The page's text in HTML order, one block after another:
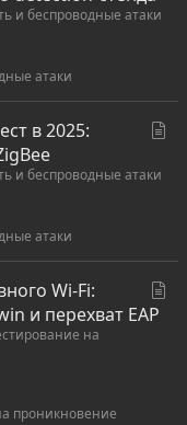
и беспроводные атаки
атаки
в 2025:
и беспроводные атаки
атаки
Wi-Fi:
и перехват EAP
на
проникновение